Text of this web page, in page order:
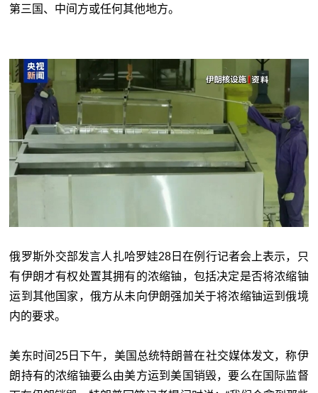
第三国、中间方或任何其他地方。
俄罗斯外交部发言人扎哈罗娃28日在例行记者会上表示，只
有伊朗才有权处置其拥有的浓缩铀，包括决定是否将浓缩铀
运到其他国家，俄方从未向伊朗强加关于将浓缩铀运到俄境
内的要求。
美东时间25日下午，美国总统特朗普在社交媒体发文，称伊
朗持有的浓缩铀要么由美方运到美国销毁，要么在国际监督